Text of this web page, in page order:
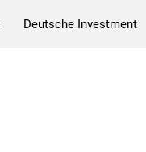
Deutsche Investment